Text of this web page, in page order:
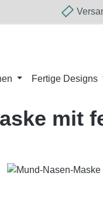
Fertige Designs
mit